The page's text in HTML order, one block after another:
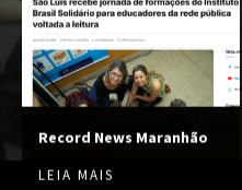
Record News Maranhão
LEIA MAIS